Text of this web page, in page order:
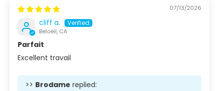
07/13/2026
cliff a.
Beloeil, CA
Parfait
Excellent travail
>> Brodame replied: